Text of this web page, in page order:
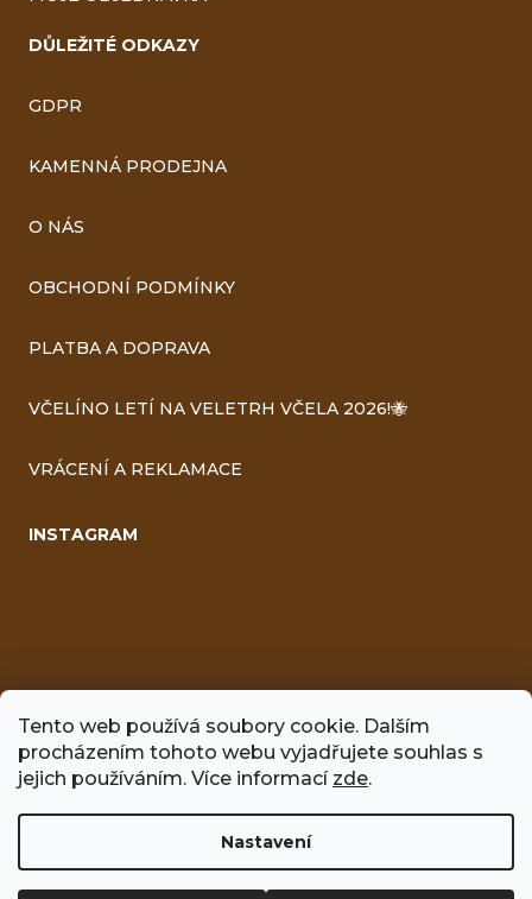
Tento web používá soubory cookie. Dalším
procházením tohoto webu vyjadřujete souhlas s
jejich používáním. Více informací zde.
Nastavení
DŮLEŽITÉ ODKAZY
GDPR
KAMENNÁ PRODEJNA
O NÁS
OBCHODNÍ PODMÍNKY
PLATBA A DOPRAVA
VČELÍNO LETÍ NA VELETRH VČELA 2026!🐝
VRÁCENÍ A REKLAMACE
INSTAGRAM
FACEBOOK